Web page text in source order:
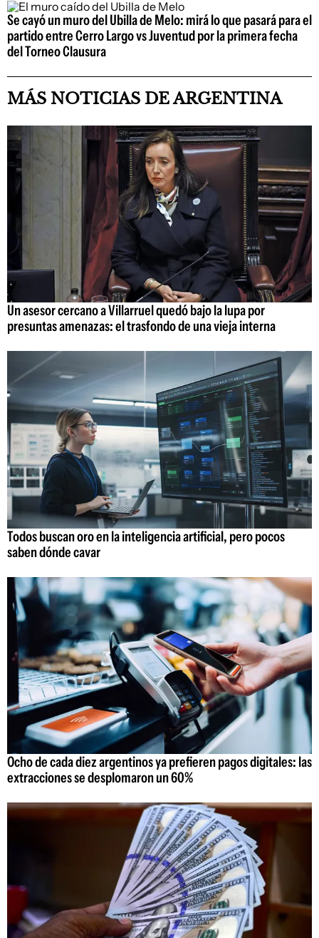
Se cayó un muro del Ubilla de Melo: mirá lo que pasará para el
partido entre Cerro Largo vs Juventud por la primera fecha
del Torneo Clausura
MÁS NOTICIAS DE ARGENTINA
Un asesor cercano a Villarruel quedó bajo la lupa por
presuntas amenazas: el trasfondo de una vieja interna
Todos buscan oro en la inteligencia artificial, pero pocos
saben dónde cavar
Ocho de cada diez argentinos ya prefieren pagos digitales: las
extracciones se desplomaron un 60%